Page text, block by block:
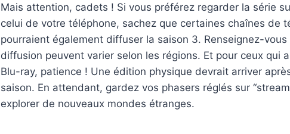
Mais attention, cadets ! Si vous préférez regarder la série
celui de votre téléphone, sachez que certaines chaînes de
pourraient également diffuser la saison 3. Renseignez-
diffusion peuvent varier selon les régions. Et pour ceux qui
Blu-ray, patience ! Une édition physique devrait arriver
saison. En attendant, gardez vos phasers réglés sur
explorer de nouveaux mondes étranges.